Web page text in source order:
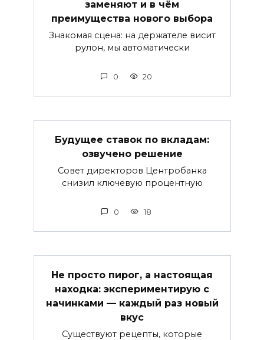
заменяют и в чём
преимущества нового выбора
Знакомая сцена: на держателе висит
рулон, мы автоматически
0 20
Будущее ставок по вкладам:
озвучено решение
Совет директоров Центробанка
снизил ключевую процентную
0 18
Не просто пирог, а настоящая
находка: экспериментирую с
начинками — каждый раз новый
вкус
Существуют рецепты, которые